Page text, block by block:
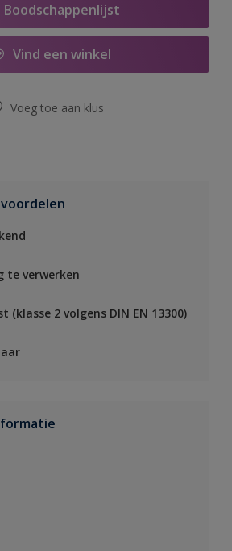
Boodschappenlijst
Vind een winkel
Voeg toe aan klus
te verwerken
(klasse 2 volgens DIN EN 13300)